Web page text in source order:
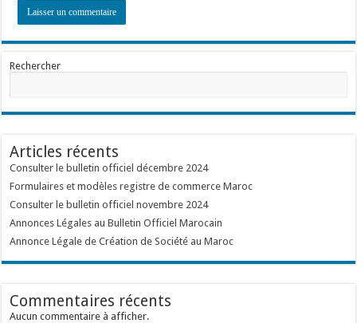
Rechercher
Articles récents
Consulter le bulletin officiel décembre 2024
Formulaires et modèles registre de commerce Maroc
Consulter le bulletin officiel novembre 2024
Annonces Légales au Bulletin Officiel Marocain
Annonce Légale de Création de Société au Maroc
Commentaires récents
Aucun commentaire à afficher.